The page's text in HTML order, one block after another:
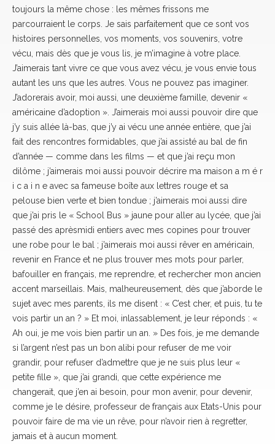
toujours la même chose : les mêmes frissons me
parcourraient le corps. Je sais parfaitement que ce sont vos
histoires personnelles, vos moments, vos souvenirs, votre
vécu, mais dès que je vous lis, je m’imagine à votre place.
J’aimerais tant vivre ce que vous avez vécu, je vous envie tous
autant les uns que les autres. Vous ne pouvez pas imaginer.
J’adorerais avoir, moi aussi, une deuxième famille, devenir «
américaine d’adoption ». J’aimerais moi aussi pouvoir dire que
j’y suis allée là-bas, que j’y ai vécu une année entière, que j’ai
fait des rencontres formidables, que j’ai assisté au bal de fin
d’année — comme dans les films — et que j’ai reçu mon
dilôme ; j’aimerais moi aussi pouvoir décrire ma maison a m é r
i c a i n e avec sa fameuse boîte aux lettres rouge et sa
pelouse bien verte et bien tondue ; j’aimerais moi aussi dire
que j’ai pris le « School Bus » jaune pour aller au lycée, que j’ai
passé des aprèsmidi entiers avec mes copines pour trouver
une robe pour le bal ; j’aimerais moi aussi rêver en américain,
revenir en France et ne plus trouver mes mots pour parler,
bafouiller en français, me reprendre, et rechercher mon ancien
accent marseillais. Mais, malheureusement, dès que j’aborde le
sujet avec mes parents, ils me disent : « C’est cher, et puis, tu te
vois partir un an ? » Et moi, inlassablement, je leur réponds : «
Ah oui, je me vois bien partir un an. » Des fois, je me demande
si l’argent n’est pas un bon alibi pour refuser de me voir
grandir, pour refuser d’admettre que je ne suis plus leur «
petite fille », que j’ai grandi, que cette expérience me
changerait, que j’en ai besoin, pour mon avenir, pour devenir,
comme je le désire, professeur de français aux Etats-Unis pour
pouvoir faire de ma vie un rêve, pour n’avoir rien à regretter,
jamais et à aucun moment.